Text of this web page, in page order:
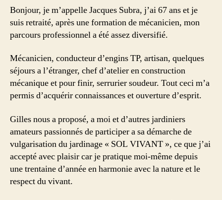
bio
Jacques
dans
Hautes
Pyrénées
Bonjour, je m’appelle Jacques Subra, j’ai 67 ans et je
suis retraité, après une formation de mécanicien, mon
parcours professionnel a été assez diversifié.
Mécanicien, conducteur d’engins TP, artisan, quelques
séjours a l’étranger, chef d’atelier en construction
mécanique et pour finir, serrurier soudeur. Tout ceci m’a
permis d’acquérir connaissances et ouverture d’esprit.
Gilles nous a proposé, a moi et d’autres jardiniers
amateurs passionnés de participer a sa démarche de
vulgarisation du jardinage « SOL VIVANT », ce que j’ai
accepté avec plaisir car je pratique moi-même depuis
une trentaine d’année en harmonie avec la nature et le
respect du vivant.